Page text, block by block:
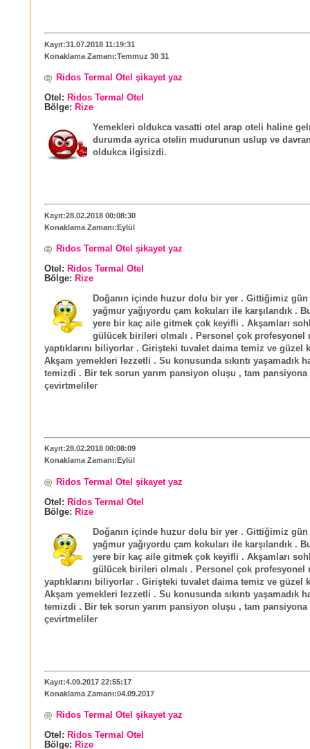
Kayıt:31.07.2018 11:19:31
Konaklama Zamanı:Temmuz 30 31
Ridos Termal Otel şikayet yaz
Otel: Ridos Termal Otel
Bölge: Rize
Yemekleri oldukca vasatti otel arap oteli haline
durumda ayrica otelin mudurunun uslup ve
oldukca ilgisizdi.
Kayıt:28.02.2018 00:08:30
Konaklama Zamanı:Eylül
Ridos Termal Otel şikayet yaz
Otel: Ridos Termal Otel
Bölge: Rize
Doğanın içinde huzur dolu bir yer . Gittiğimiz gün
yağmur yağıyordu çam kokuları ile karşılandık .
yere bir kaç aile gitmek çok keyifli . Akşamları
gülücek birileri olmalı . Personel çok profesyonel
yaptıklarını biliyorlar . Girişteki tuvalet daima temiz ve güzel
Akşam yemekleri lezzetli . Su konusunda sıkıntı yaşamadık
temizdi . Bir tek sorun yarım pansiyon oluşu , tam pansiyona
çevirtmeliler
Kayıt:28.02.2018 00:08:09
Konaklama Zamanı:Eylül
Ridos Termal Otel şikayet yaz
Otel: Ridos Termal Otel
Bölge: Rize
Doğanın içinde huzur dolu bir yer . Gittiğimiz gün
yağmur yağıyordu çam kokuları ile karşılandık .
yere bir kaç aile gitmek çok keyifli . Akşamları
gülücek birileri olmalı . Personel çok profesyonel
yaptıklarını biliyorlar . Girişteki tuvalet daima temiz ve güzel
Akşam yemekleri lezzetli . Su konusunda sıkıntı yaşamadık
temizdi . Bir tek sorun yarım pansiyon oluşu , tam pansiyona
çevirtmeliler
Kayıt:4.09.2017 22:55:17
Konaklama Zamanı:04.09.2017
Ridos Termal Otel şikayet yaz
Otel: Ridos Termal Otel
Bölge: Rize